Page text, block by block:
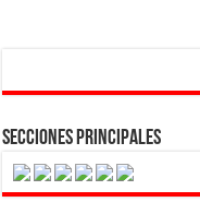
Secciones Principales